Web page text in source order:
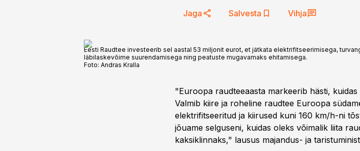
Jaga Salvesta Vihja
Eesti Raudtee investeerib sel aastal 53 miljonit eurot, et jätkata elektrifitseerimisega,
läbilaskevõime suurendamisega ning peatuste mugavamaks ehitamisega.
Foto: Andras Kralla
"Euroopa raudteeaasta markeerib hästi,
Valmib kiire ja roheline raudtee Euroopa
elektrifitseeritud ja kiirused kuni 160 km/h-ni
jõuame selguseni, kuidas oleks võimalik liita
kaksiklinnaks," lausus majandus- ja